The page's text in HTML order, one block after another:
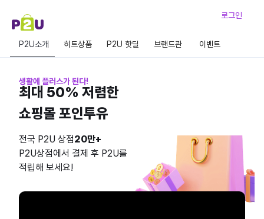
로그인
P2U소개 히트상품 P2U 핫딜 브랜드관 이벤트